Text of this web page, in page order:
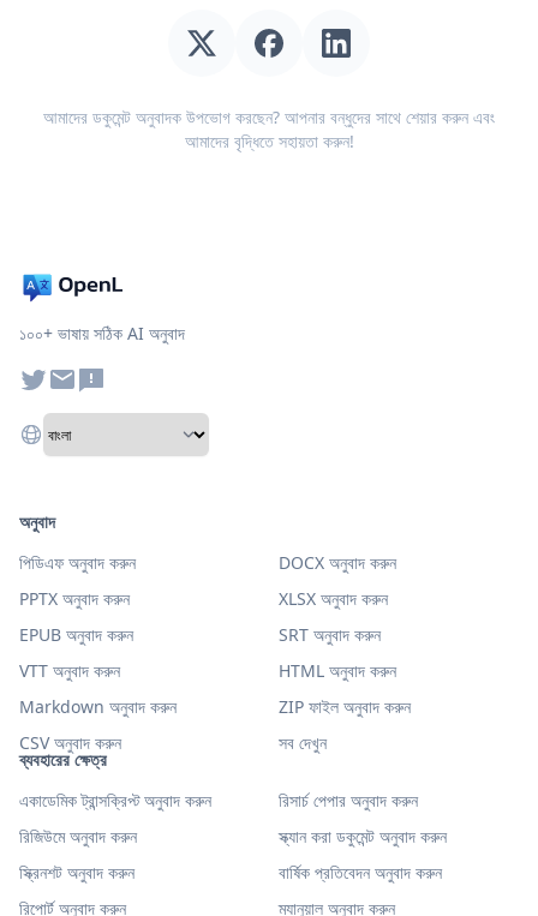
আমাদের ডকুমেন্ট অনুবাদক উপভোগ করছেন? আপনার বন্ধুদের সাথে শেয়ার করুন এবং
আমাদের বৃদ্ধিতে সহায়তা করুন!
১০০+ ভাষায় সঠিক AI অনুবাদ
ব্যবহারের ক্ষেত্র
একাডেমিক ট্রান্সক্রিপ্ট অনুবাদ করুন
রিসার্চ পেপার অনুবাদ করুন
রিজিউমে অনুবাদ করুন
স্ক্যান করা ডকুমেন্ট অনুবাদ করুন
স্ক্রিনশট অনুবাদ করুন
বার্ষিক প্রতিবেদন অনুবাদ করুন
রিপোর্ট অনুবাদ করুন
ম্যানুয়াল অনুবাদ করুন
অনুবাদ
পিডিএফ অনুবাদ করুন
DOCX অনুবাদ করুন
PPTX অনুবাদ করুন
XLSX অনুবাদ করুন
EPUB অনুবাদ করুন
SRT অনুবাদ করুন
VTT অনুবাদ করুন
HTML অনুবাদ করুন
Markdown অনুবাদ করুন
ZIP ফাইল অনুবাদ করুন
CSV অনুবাদ করুন
সব দেখুন